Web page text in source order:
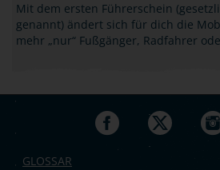
Mit dem ersten Führerschein
genannt) ändert sich für dich die
mehr „nur“ Fußgänger, Radfahrer
GLOSSAR